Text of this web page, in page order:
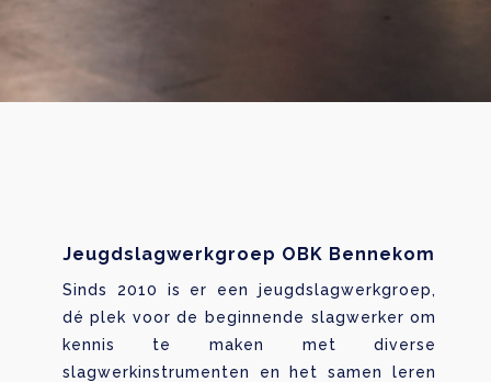
Jeugdslagwerkgroep OBK Bennekom
Sinds 2010 is er een jeugdslagwerkgroep,
dé plek voor de beginnende slagwerker om
kennis te maken met diverse
slagwerkinstrumenten en het samen leren